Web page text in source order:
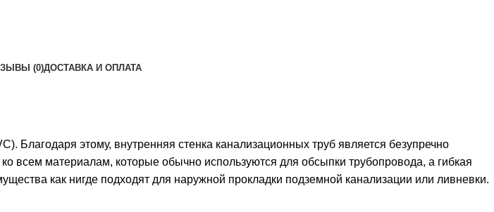
(0)ДОСТАВКА И ОПЛАТА
Благодаря этому, внутренняя стенка канализационных труб является безупречно
всем материалам, которые обычно используются для обсыпки трубопровода, а гибкая
как нигде подходят для наружной прокладки подземной канализации или ливневки.